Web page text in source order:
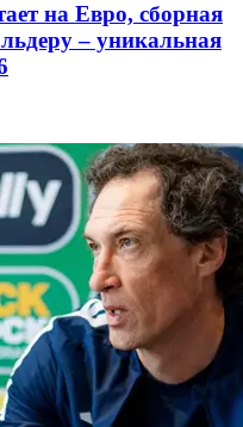
на Евро, сборная
– уникальная